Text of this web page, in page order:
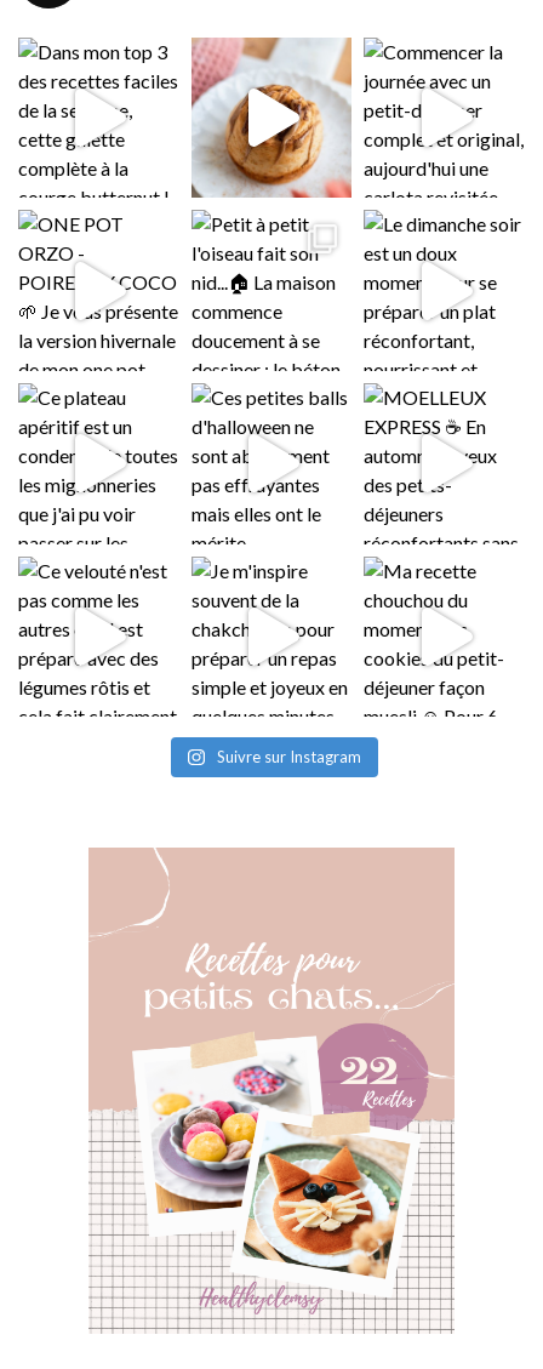
Suivre sur Instagram